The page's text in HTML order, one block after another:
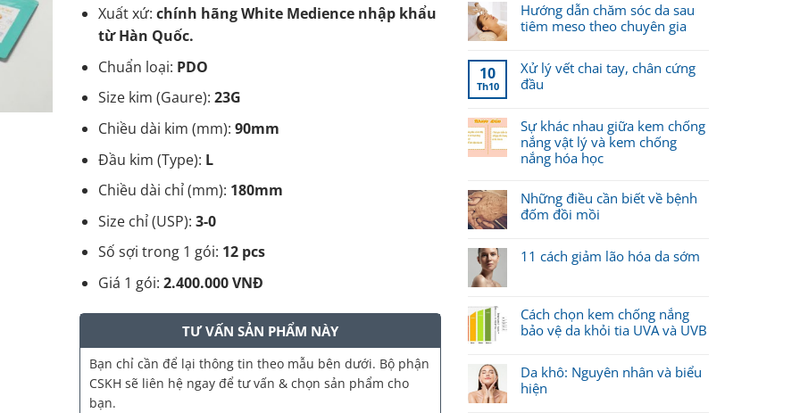
Hướng dẫn chăm sóc da sau
tiêm meso theo chuyên gia
10
Th10
Xử lý vết chai tay, chân cứng
đầu
Sự khác nhau giữa kem chống
nắng vật lý và kem chống
nắng hóa học
Những điều cần biết về bệnh
đốm đồi mồi
11 cách giảm lão hóa da sớm
Cách chọn kem chống nắng
bảo vệ da khỏi tia UVA và UVB
Da khô: Nguyên nhân và biểu
hiện
Xuất xứ: chính hãng White Medience nhập khẩu
từ Hàn Quốc.
Chuẩn loại: PDO
Size kim (Gaure): 23G
Chiều dài kim (mm): 90mm
Đầu kim (Type): L
Chiều dài chỉ (mm): 180mm
Size chỉ (USP): 3-0
Số sợi trong 1 gói: 12 pcs
Giá 1 gói: 2.400.000 VNĐ
TƯ VẤN SẢN PHẨM NÀY
Bạn chỉ cần để lại thông tin theo mẫu bên dưới. Bộ phận
CSKH sẽ liên hệ ngay để tư vấn & chọn sản phẩm cho
bạn.